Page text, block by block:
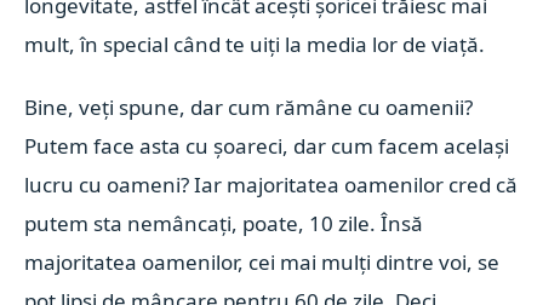
mult, în special când te uiți la media lor de viață.
Bine, veți spune, dar cum rămâne cu oamenii?
Putem face asta cu șoareci, dar cum facem același
lucru cu oameni? Iar majoritatea oamenilor cred că
putem sta nemâncați, poate, 10 zile. Însă
majoritatea oamenilor, cei mai mulți dintre voi, se